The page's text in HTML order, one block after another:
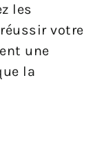
les
votre
une
la